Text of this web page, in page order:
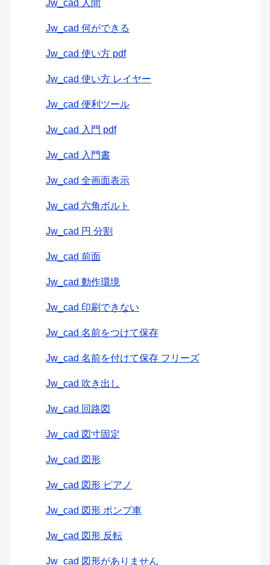
Jw_cad 人間
Jw_cad 何ができる
Jw_cad 使い方 pdf
Jw_cad 使い方 レイヤー
Jw_cad 便利ツール
Jw_cad 入門 pdf
Jw_cad 入門書
Jw_cad 全画面表示
Jw_cad 六角ボルト
Jw_cad 円 分割
Jw_cad 前面
Jw_cad 動作環境
Jw_cad 印刷できない
Jw_cad 名前をつけて保存
Jw_cad 名前を付けて保存 フリーズ
Jw_cad 吹き出し
Jw_cad 回路図
Jw_cad 図寸固定
Jw_cad 図形
Jw_cad 図形 ピアノ
Jw_cad 図形 ポンプ車
Jw_cad 図形 反転
Jw_cad 図形がありません